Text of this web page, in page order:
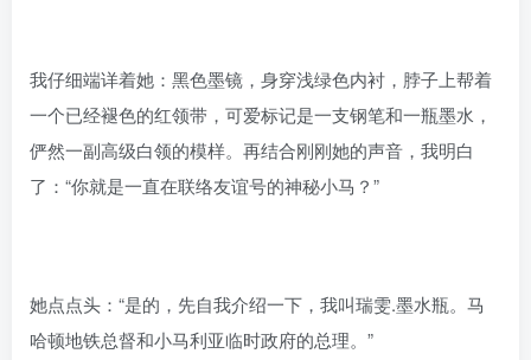
我仔细端详着她：黑色墨镜，身穿浅绿色内衬，脖子上帮着
一个已经褪色的红领带，可爱标记是一支钢笔和一瓶墨水，
俨然一副高级白领的模样。再结合刚刚她的声音，我明白
了：“你就是一直在联络友谊号的神秘小马？”
她点点头：“是的，先自我介绍一下，我叫瑞雯.墨水瓶。马
哈顿地铁总督和小马利亚临时政府的总理。”